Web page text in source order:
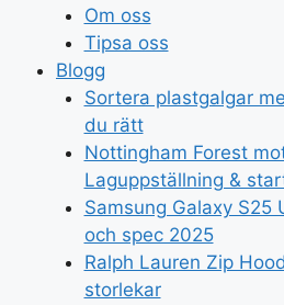
Om oss
Tipsa oss
Blogg
Sortera plastgalgar
du rätt
Nottingham Forest
Laguppställning &
Samsung Galaxy S25
och spec 2025
Ralph Lauren Zip
storlekar